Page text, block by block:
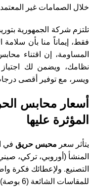
خلال الصمامات غير
فقط، إيماناً منا بأن سلامة
المساومة، إن اقتناء
نظامك، ويضمن لك اجتياز
ويسر، مع توفير أقصى
أسعار محابس
المؤثرة عليها
يتأثر سعر محبس حريق في
التصنيع. ولإعطائك فكرة
للمقاسات الشائعة (6 بوصة) في السوق لعام 2026: